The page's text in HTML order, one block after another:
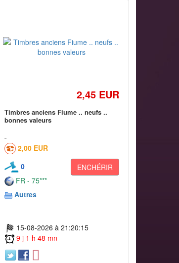
2,45 EUR
Timbres anciens Fiume .. neufs ..
bonnes valeurs
2,00 EUR
0
ENCHÉRIR
FR - 75***
Autres
15-08-2026 à 21:20:15
9 j 1 h 48 mn